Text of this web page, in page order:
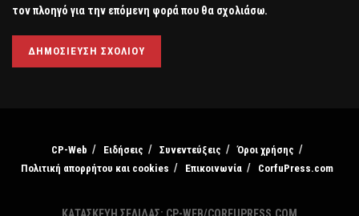
τον πλοηγό για την επόμενη φορά που θα σχολιάσω.
CP-Web Ειδήσεις Συνεντεύξεις
Όροι χρήσης
Πολιτική απορρήτου και cookies
Επικοινωνία CorfuPress.com
ΚΑΤΑΣΚΕΥΗ ΣΕΛΙΔΑΣ: CP-WEB/CORFUPRESS.COM